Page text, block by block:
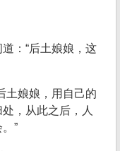
：“后土娘娘，这
土娘娘，用自己的
，从此之后，人
”